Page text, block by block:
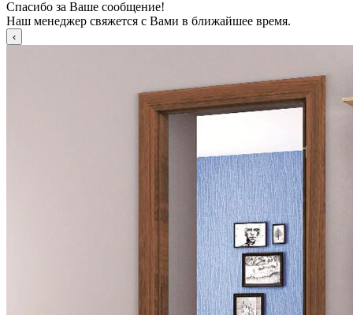
Спасибо за Ваше сообщение!
Наш менеджер свяжется с Вами в ближайшее время.